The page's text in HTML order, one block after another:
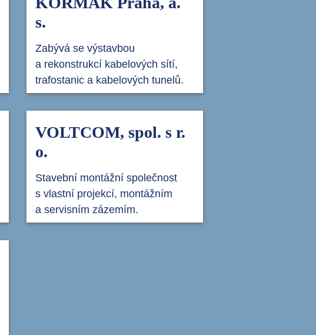
s.
Zabývá se výstavbou
a rekonstrukcí kabelových sítí,
trafostanic a kabelových tunelů.
VOLTCOM, spol. s r.
o.
Stavební montážní společnost
s vlastní projekcí, montážním
a servisním zázemím.